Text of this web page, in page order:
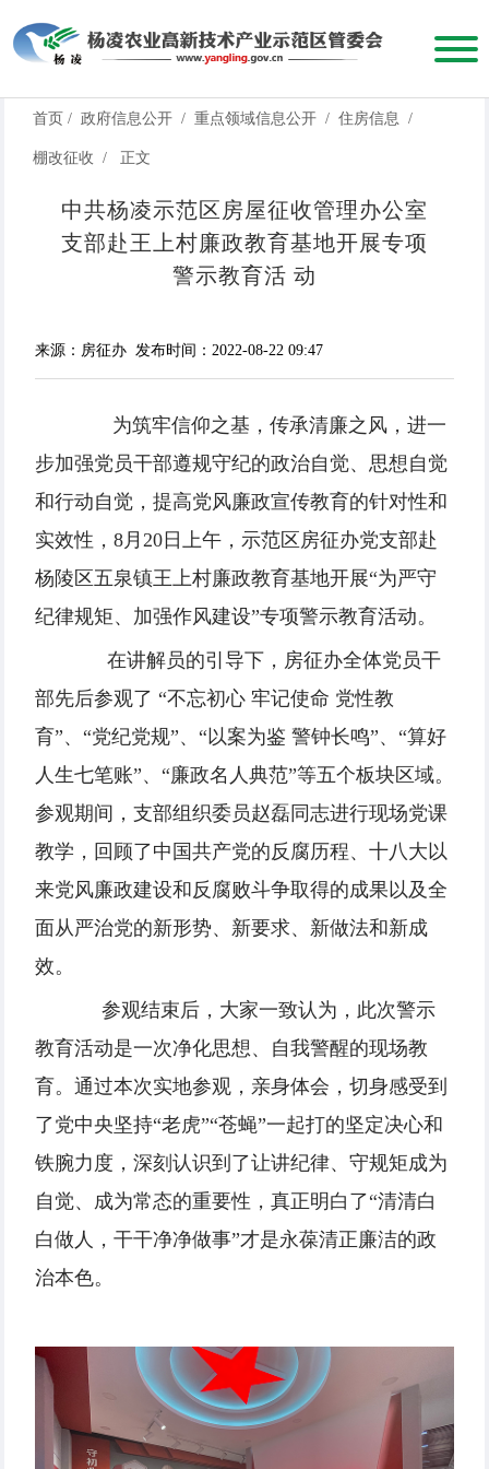
首页 / 政府信息公开 / 重点领域信息公开 / 住房信息 /
棚改征收 / 正文
中共杨凌示范区房屋征收管理办公室
支部赴王上村廉政教育基地开展专项
警示教育活 动
来源：房征办 发布时间：2022-08-22 09:47
为筑牢信仰之基，传承清廉之风，进一
步加强党员干部遵规守纪的政治自觉、思想自觉
和行动自觉，提高党风廉政宣传教育的针对性和
实效性，8月20日上午，示范区房征办党支部赴
杨陵区五泉镇王上村廉政教育基地开展“为严守
纪律规矩、加强作风建设”专项警示教育活动。
在讲解员的引导下，房征办全体党员干
部先后参观了 “不忘初心 牢记使命 党性教
育”、“党纪党规”、“以案为鉴 警钟长鸣”、“算好
人生七笔账”、“廉政名人典范”等五个板块区域。
参观期间，支部组织委员赵磊同志进行现场党课
教学，回顾了中国共产党的反腐历程、十八大以
来党风廉政建设和反腐败斗争取得的成果以及全
面从严治党的新形势、新要求、新做法和新成
效。
参观结束后，大家一致认为，此次警示
教育活动是一次净化思想、自我警醒的现场教
育。通过本次实地参观，亲身体会，切身感受到
了党中央坚持“老虎”“苍蝇”一起打的坚定决心和
铁腕力度，深刻认识到了让讲纪律、守规矩成为
自觉、成为常态的重要性，真正明白了“清清白
白做人，干干净净做事”才是永葆清正廉洁的政
治本色。